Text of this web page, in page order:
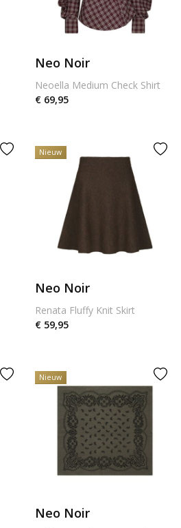
Neo Noir
Neoella Medium Check Shirt
€ 69,95
Nieuw
Neo Noir
Renata Fluffy Knit Skirt
€ 59,95
Nieuw
Neo Noir